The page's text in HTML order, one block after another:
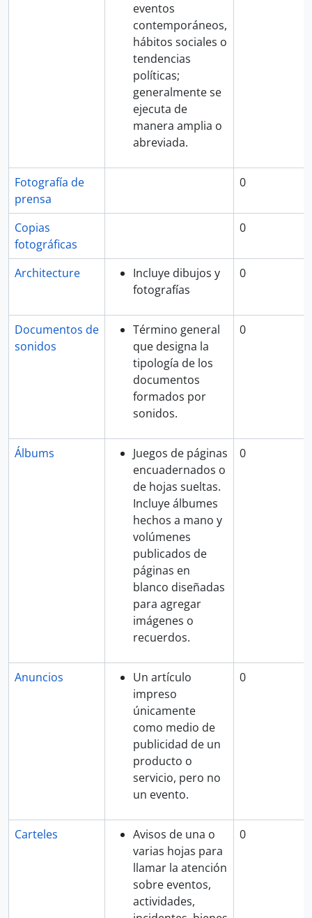
eventos
contemporáneos,
hábitos sociales o
tendencias
políticas;
generalmente se
ejecuta de
manera amplia o
abreviada.
Fotografía de
prensa
0
Copias
fotográficas
0
Architecture
Incluye dibujos y
fotografías
0
Documentos de
sonidos
Término general
que designa la
tipología de los
documentos
formados por
sonidos.
0
Álbums
Juegos de páginas
encuadernados o
de hojas sueltas.
Incluye álbumes
hechos a mano y
volúmenes
publicados de
páginas en
blanco diseñadas
para agregar
imágenes o
recuerdos.
0
Anuncios
Un artículo
impreso
únicamente
como medio de
publicidad de un
producto o
servicio, pero no
un evento.
0
Carteles
Avisos de una o
varias hojas para
llamar la atención
sobre eventos,
actividades,
0